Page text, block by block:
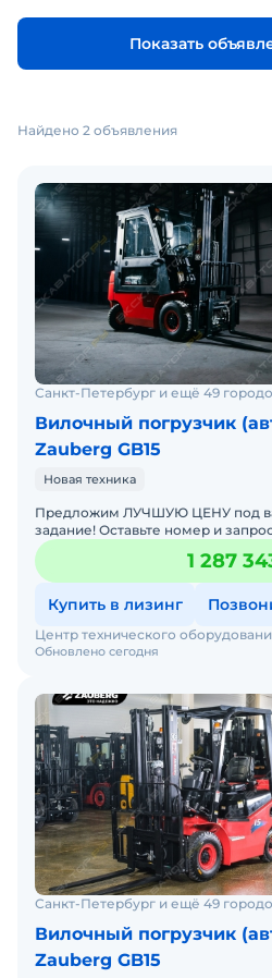
Показать
Найдено 2 объявления
Санкт-Петербург и ещё 49
Вилочный погрузчик
Zauberg GB15
Новая техника
Предложим ЛУЧШУЮ ЦЕНУ под
задание! Оставьте номер и запрос - мы подберем модель
со СКИДКОЙ. В наличии на складах новые вилочные
погрузчики
1 287
Купить в лизинг
Обновлено сегодня
Центр технического
Санкт-Петербург и ещё 49
Вилочный погрузчик
Zauberg GB15